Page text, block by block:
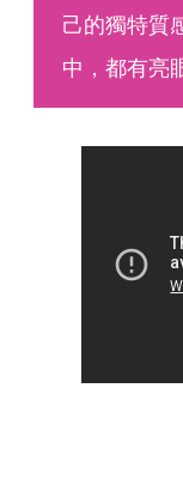
己的獨特質
中，都有亮